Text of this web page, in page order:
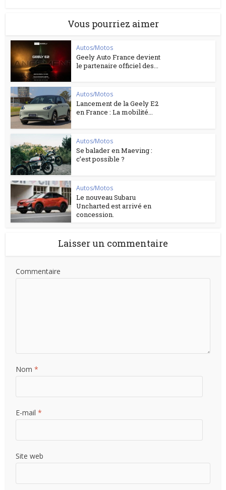
Vous pourriez aimer
Autos/Motos
Geely Auto France devient
le partenaire officiel des...
Autos/Motos
Lancement de la Geely E2
en France : La mobilité...
Autos/Motos
Se balader en Maeving :
c’est possible ?
Autos/Motos
Le nouveau Subaru
Uncharted est arrivé en
concession.
Laisser un commentaire
Commentaire
Nom*
E-mail*
Site web